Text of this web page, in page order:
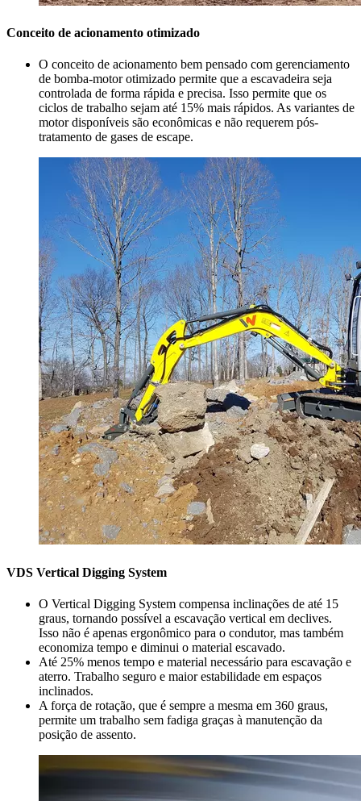
Conceito de acionamento otimizado
O conceito de acionamento bem pensado com gerenciamento
de bomba-motor otimizado permite que a escavadeira seja
controlada de forma rápida e precisa. Isso permite que os
ciclos de trabalho sejam até 15% mais rápidos. As variantes de
motor disponíveis são econômicas e não requerem pós-
tratamento de gases de escape.
VDS Vertical Digging System
O Vertical Digging System compensa inclinações de até 15
graus, tornando possível a escavação vertical em declives.
Isso não é apenas ergonômico para o condutor, mas também
economiza tempo e diminui o material escavado.
Até 25% menos tempo e material necessário para escavação e
aterro. Trabalho seguro e maior estabilidade em espaços
inclinados.
A força de rotação, que é sempre a mesma em 360 graus,
permite um trabalho sem fadiga graças à manutenção da
posição de assento.